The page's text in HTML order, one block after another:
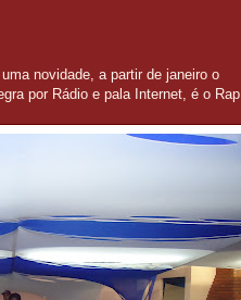
novidade, a partir de janeiro o
por Rádio e pala Internet, é o Rap